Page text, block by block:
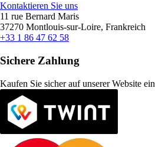
Kontaktieren Sie uns
11 rue Bernard Maris
37270 Montlouis-sur-Loire, Frankreich
+33 1 86 47 62 58
Sichere Zahlung
Kaufen Sie sicher auf unserer Website ein